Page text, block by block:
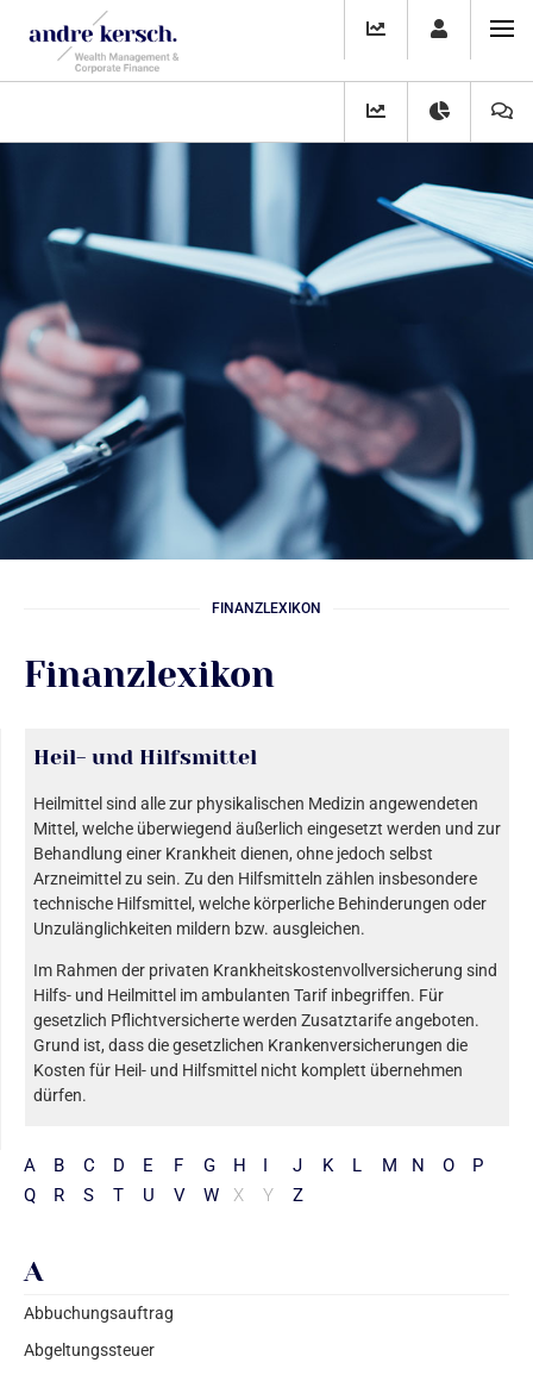
FINANZLEXIKON
Finanzlexikon
A B C D E F G H I J K L M N O
P
Q
R S T U V W X Y Z
A
Abbuchungsauftrag
Abgeltungssteuer
Heil- und Hilfsmittel
Heilmittel sind alle zur physikalischen Medizin angewendeten
Mittel, welche überwiegend äußerlich eingesetzt werden und zur
Behandlung einer Krankheit dienen, ohne jedoch selbst
Arzneimittel zu sein. Zu den Hilfsmitteln zählen insbesondere
technische Hilfsmittel, welche körperliche Behinderungen oder
Unzulänglichkeiten mildern bzw. ausgleichen.
Im Rahmen der privaten Krankheitskostenvollversicherung sind
Hilfs- und Heilmittel im ambulanten Tarif inbegriffen. Für
gesetzlich Pflichtversicherte werden Zusatztarife angeboten.
Grund ist, dass die gesetzlichen Krankenversicherungen die
Kosten für Heil- und Hilfsmittel nicht komplett übernehmen
dürfen.